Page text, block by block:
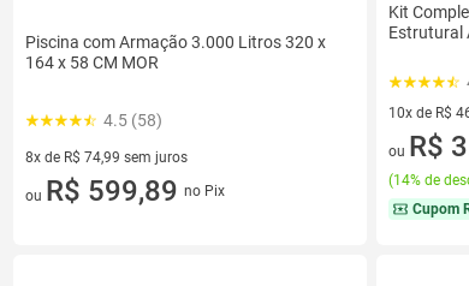
Piscina com Armação 3.000 Litros 320 x
164 x 58 CM MOR
4.5 (58)
8x de R$ 74,99 sem juros
8 vez de R$ 74,99 sem juros
ou R$ 599,89 no Pix
Kit
Estrutural
10x de R$
10 vez de
ou R$
(14% de
Cupom